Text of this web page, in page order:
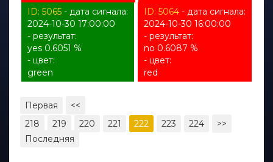
ID: 5065 - дата сигнала:
2024-10-30 17:00:00
- результат:
yes 0.6051 %
- цвет:
green
ID: 5064- дата сигнала:
2024-10-30 16:00:00
- результат:
no 0.6087 %
- цвет:
red
Первая
<<
218
219 220 221 222 223 224
>>
Последняя